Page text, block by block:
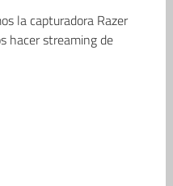
la capturadora Razer
hacer streaming de